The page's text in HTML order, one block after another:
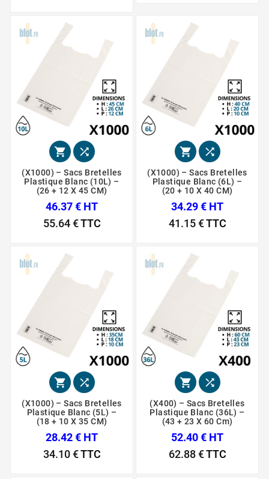
 
(x1000) – Sacs Bretelles
Plastique Blanc (10L) –
(26 + 12 X 45 CM)
46.37 € HT
55.64 €TTC
 
(x1000) – Sacs Bretelles
Plastique Blanc (6L) –
(20 + 10 X 40 CM)
34.29 € HT
41.15 €TTC
 
(x1000) – Sacs Bretelles
Plastique Blanc (5L) –
(18 + 10 X 35 CM)
28.42 € HT
34.10 €TTC
 
(X400) – Sacs Bretelles
Plastique Blanc (36L) –
(43 + 23 X 60 Cm)
52.40 € HT
62.88 €TTC